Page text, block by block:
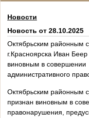
Новости
Новость от 28.10.2025
Октябрьским районным
г.Красноярска Иван
виновным в совершении
административного
Октябрьским районным
признан виновным в
правонарушения,